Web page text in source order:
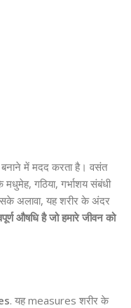
में मदद करता है। वसंत
गठिया, गर्भाशय संबंधी
अलावा, यह शरीर के अंदर
औषधि है जो हमारे जीवन को
. यह measures शरीर के